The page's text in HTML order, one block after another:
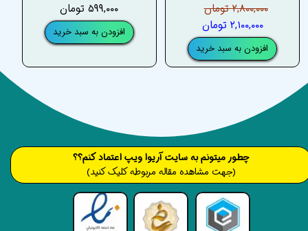
۵۹۹,۰۰۰ تومان
افزودن به سبد خرید
۲,۸۰۰,۰۰۰ تومان
۲,۱۰۰,۰۰۰ تومان
افزودن به سبد خرید
​​​چطور میتونم به سایت آریوا ویپ اعتماد کنم؟؟
(جهت مشاهده مقاله مربوطه کلیک کنید)